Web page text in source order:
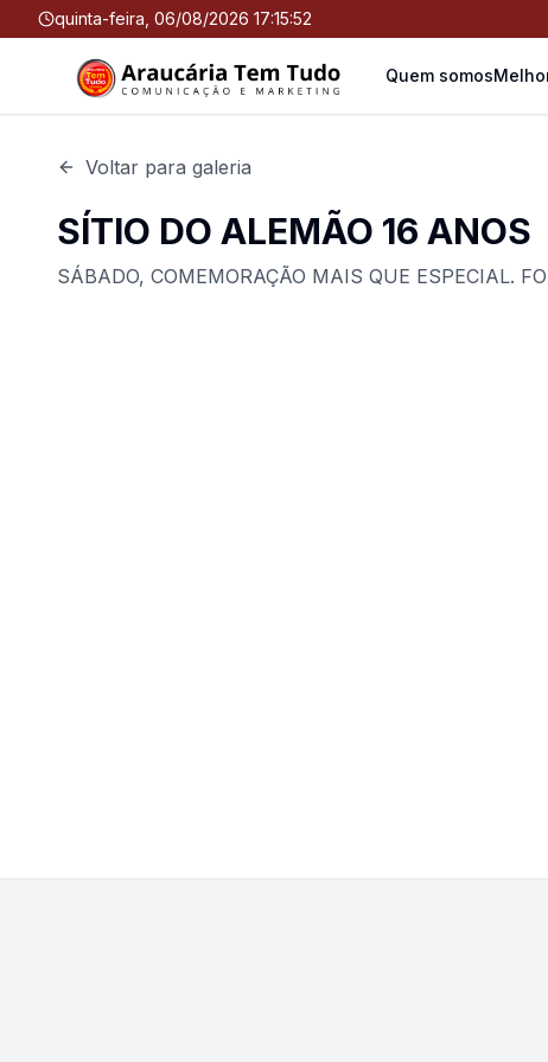
quinta-feira, 06/08/2026 17:15:53
Quem somos
Voltar para galeria
SÍTIO DO ALEMÃO 16 ANOS
SÁBADO, COMEMORAÇÃO MAIS QUE ESPECIAL.